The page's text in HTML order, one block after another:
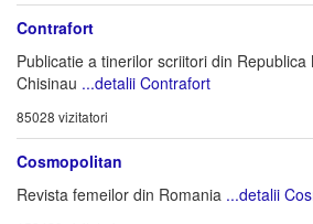
Contrafort
Publicatie a tinerilor scriitori din
Chisinau ...detalii Contrafort
85028 vizitatori
Cosmopolitan
Revista femeilor din Romania ...detalii